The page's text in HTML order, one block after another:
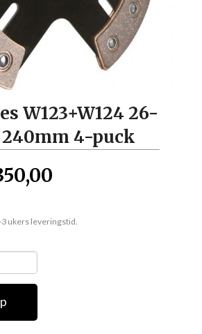
W123+W124 26-
4-puck
ukers leveringstid.